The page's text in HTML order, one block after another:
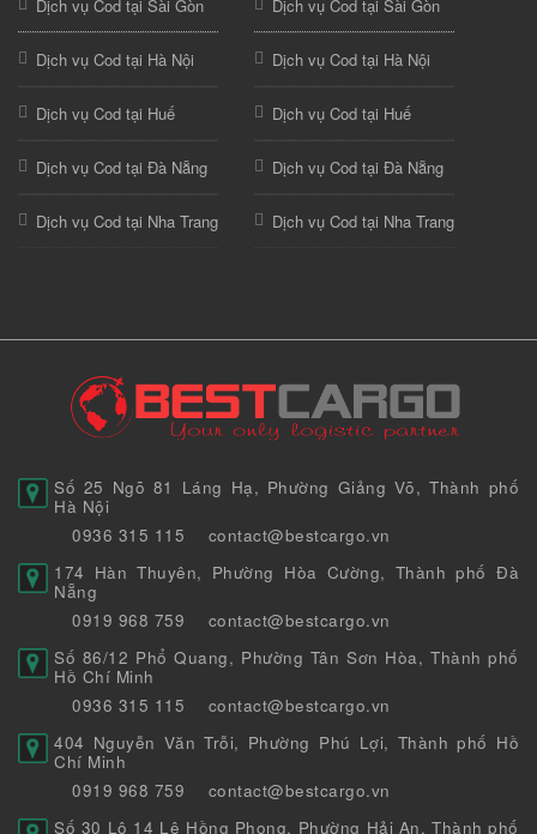
Dịch vụ Cod tại Sài Gòn
Dịch vụ Cod tại Hà Nội
Dịch vụ Cod tại Huế
Dịch vụ Cod tại Đà Nẵng
Dịch vụ Cod tại Nha Trang
Dịch vụ Cod tại Sài Gòn
Dịch vụ Cod tại Hà Nội
Dịch vụ Cod tại Huế
Dịch vụ Cod tại Đà Nẵng
Dịch vụ Cod tại Nha Trang
Số 25 Ngõ 81 Láng Hạ, Phường Giảng Võ, Thành phố
Hà Nội
0936 315 115
contact@bestcargo.vn
174 Hàn Thuyên, Phường Hòa Cường, Thành phố Đà
Nẵng
0919 968 759
contact@bestcargo.vn
Số 86/12 Phổ Quang, Phường Tân Sơn Hòa, Thành phố
Hồ Chí Minh
0936 315 115
contact@bestcargo.vn
404 Nguyễn Văn Trỗi, Phường Phú Lợi, Thành phố Hồ
Chí Minh
0919 968 759
contact@bestcargo.vn
Số 30 Lô 14 Lê Hồng Phong, Phường Hải An, Thành phố